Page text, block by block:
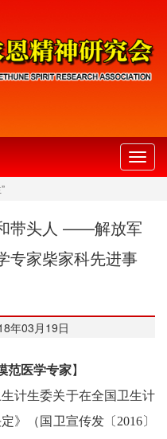
切
换
带头人 ——解放军
专家柴家科先进事
年03月19日
范医学专家】
计生委关于在全国卫生计
》（国卫宣传发〔2016〕